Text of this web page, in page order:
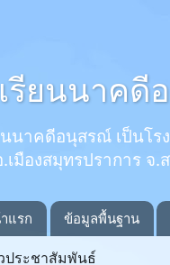
รียนนาค
นนาคดีอนุสรณ์ เป็นโ
.เมืองสมุทรปราการ
แรก ข้อมูลพื้นฐาน
ประชาสัมพันธ์